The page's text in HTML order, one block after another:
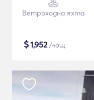
Ветроходна яхта
$1,952/нощ